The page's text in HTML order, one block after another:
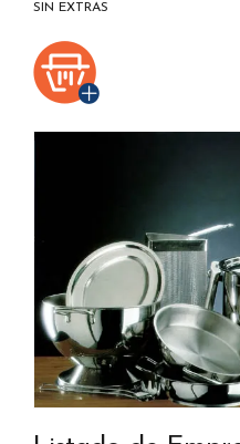
SIN EXTRAS